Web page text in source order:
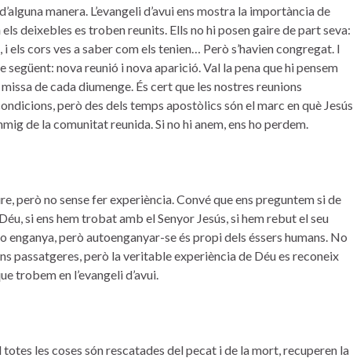
manera. L’evangeli d’avui ens mostra la importància de
deixebles es troben reunits. Ells no hi posen gaire de part seva:
els cors ves a saber com els tenien… Però s’havien congregat. I
següent: nova reunió i nova aparició. Val la pena que hi pensem
de cada diumenge. És cert que les nostres reunions
però des dels temps apostòlics són el marc en què Jesús
de la comunitat reunida. Si no hi anem, ens ho perdem.
però no sense fer experiència. Convé que ens preguntem si de
si ens hem trobat amb el Senyor Jesús, si hem rebut el seu
enganya, però autoenganyar-se és propi dels éssers humans. No
passatgeres, però la veritable experiència de Déu es reconeix
trobem en l’evangeli d’avui.
totes les coses són rescatades del pecat i de la mort, recuperen la